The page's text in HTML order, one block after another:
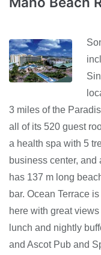
3 miles of the
all of its 520 guest
a health spa with 5
business center,
has 137 m long
bar. Ocean Terrace
here with great
lunch and nightly
and Ascot Pub and